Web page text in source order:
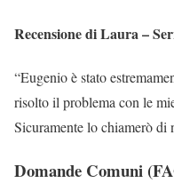
Recensione di Laura –
“Eugenio è stato
risolto il problema con le
Sicuramente lo chiamerò di
Domande Comuni